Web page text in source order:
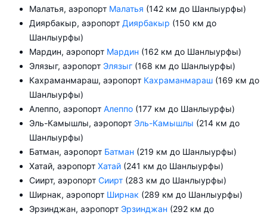
Малатья, аэропорт Малатья (142 км до Шанлыурфы)
Диярбакыр, аэропорт Диярбакыр (150 км до
Шанлыурфы)
Мардин, аэропорт Мардин (162 км до Шанлыурфы)
Элязыг, аэропорт Элязыг (168 км до Шанлыурфы)
Кахраманмараш, аэропорт Кахраманмараш (169 км до
Шанлыурфы)
Алеппо, аэропорт Алеппо (177 км до Шанлыурфы)
Эль-Камышлы, аэропорт Эль-Камышлы (214 км до
Шанлыурфы)
Батман, аэропорт Батман (219 км до Шанлыурфы)
Хатай, аэропорт Хатай (241 км до Шанлыурфы)
Сиирт, аэропорт Сиирт (283 км до Шанлыурфы)
Ширнак, аэропорт Ширнак (289 км до Шанлыурфы)
Эрзинджан, аэропорт Эрзинджан (292 км до